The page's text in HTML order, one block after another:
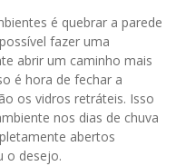
é quebrar a parede
fazer uma
abrir um caminho mais
é hora de fechar a
os vidros retráteis. Isso
nos dias de chuva
abertos
o desejo.